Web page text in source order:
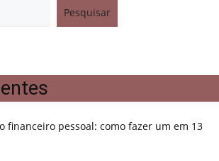
Pesquisar
financeiro pessoal: como fazer um em 13